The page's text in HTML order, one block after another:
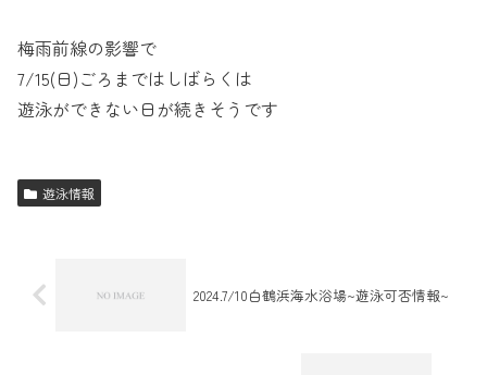
梅雨前線の影響で
7/15(日)ごろまではしばらくは
遊泳ができない日が続きそうです
遊泳情報
2024.7/10白鶴浜海水浴場~遊泳可否情報~